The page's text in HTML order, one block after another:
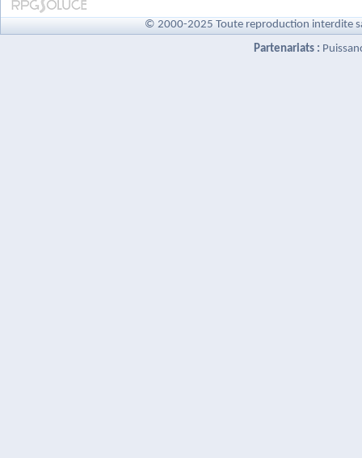
© 2000-2025 Toute reproduction interdite
Partenariats :